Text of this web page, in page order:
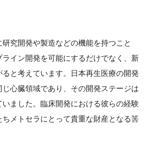
究開発や製造などの機能を持つこと
ライン開発を可能にするだけでなく、新
ると考えています。日本再生医療の開発
心臓領域であり、その開発ステージは
ました。臨床開発における彼らの経験
ちメトセラにとって貴重な財産となる筈